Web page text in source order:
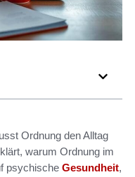
Ordnung den Alltag
warum Ordnung im
psychische Gesundheit,